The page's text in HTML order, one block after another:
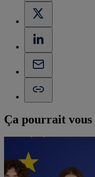
Ça pourrait vous